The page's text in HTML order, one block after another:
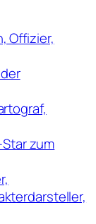
Offizier,
zum